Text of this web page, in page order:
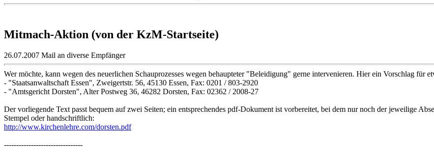
Mitmach-Aktion (von der KzM-Startseite)
26.07.2007 Mail an diverse Empfänger
Wer möchte, kann wegen des neuerlichen Schauprozesses wegen behaupteter "Beleidigung" gerne intervenieren. Hier ein Vorschlag für
- "Staatsanwaltschaft Essen", Zweigertstr. 56, 45130 Essen, Fax: 0201 / 803-2920
- "Amtsgericht Dorsten", Alter Postweg 36, 46282 Dorsten, Fax: 02362 / 2008-27
Der vorliegende Text passt bequem auf zwei Seiten; ein entsprechendes pdf-Dokument ist vorbereitet, bei dem nur noch der jeweilige
Stempel oder handschriftlich:
http://www.kirchenlehre.com/dorsten.pdf
--------------------------------